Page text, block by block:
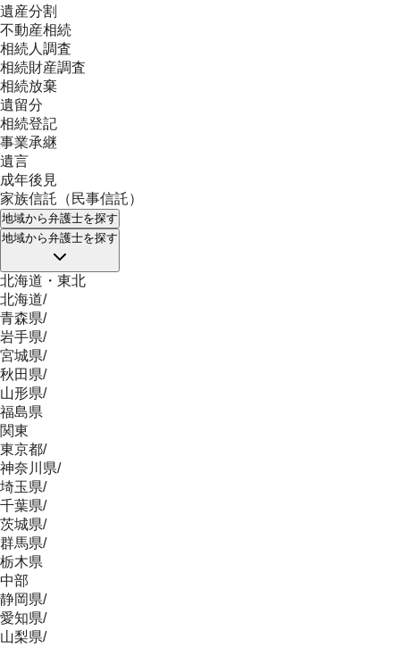
遺産分割
不動産相続
相続人調査
相続財産調査
相続放棄
遺留分
相続登記
事業承継
遺言
成年後見
家族信託（民事信託）
地域から弁護士を探す
地域から弁護士を探す
北海道・東北
北海道/
青森県/
岩手県/
宮城県/
秋田県/
山形県/
福島県
関東
東京都/
神奈川県/
埼玉県/
千葉県/
茨城県/
群馬県/
栃木県
中部
静岡県/
愛知県/
山梨県/